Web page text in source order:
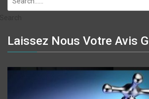
Laissez Nous Votre Avis